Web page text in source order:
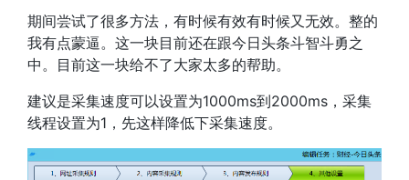
期间尝试了很多方法，有时候有效有时候又无效。整的
我有点蒙逼。这一块目前还在跟今日头条斗智斗勇之
中。目前这一块给不了大家太多的帮助。
建议是采集速度可以设置为1000ms到2000ms，采集
线程设置为1，先这样降低下采集速度。